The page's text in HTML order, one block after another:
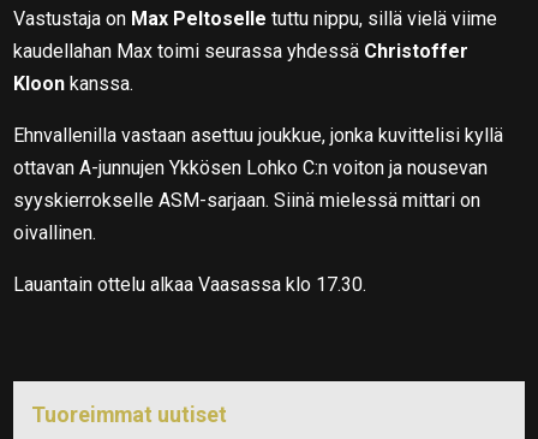
Vastustaja on Max Peltoselle tuttu nippu, sillä vielä viime
kaudellahan Max toimi seurassa yhdessä Christoffer
Kloon kanssa.
Ehnvallenilla vastaan asettuu joukkue, jonka kuvittelisi kyllä
ottavan A-junnujen Ykkösen Lohko C:n voiton ja nousevan
syyskierrokselle ASM-sarjaan. Siinä mielessä mittari on
oivallinen.
Lauantain ottelu alkaa Vaasassa klo 17.30.
Tuoreimmat uutiset